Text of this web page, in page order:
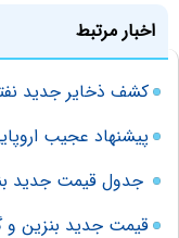
اخبار مرتبط
کشف ذخایر جدید
پیشنهاد عجیب
جدول قیمت جدید
قیمت جدید بنزین و